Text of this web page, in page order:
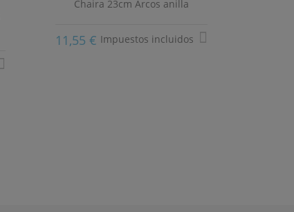
Chaira 23cm Arcos anilla
11,55 € Impuestos incluidos